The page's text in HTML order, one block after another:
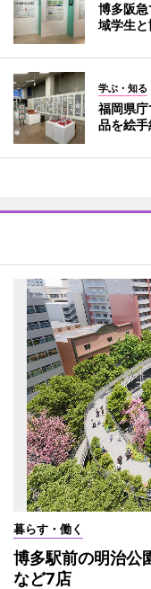
博多阪
域学生
学ぶ・知る
福岡県
品を絵
暮らす・働く
博多駅前の明治
など7店